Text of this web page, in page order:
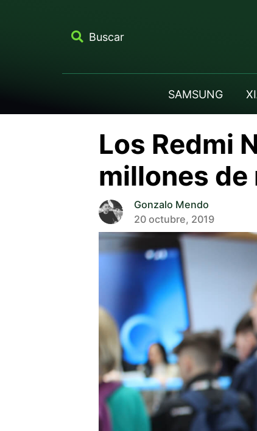
Buscar
SAMSUNG
Los Redmi
millones
Gonzalo Mendo
20 octubre, 2019